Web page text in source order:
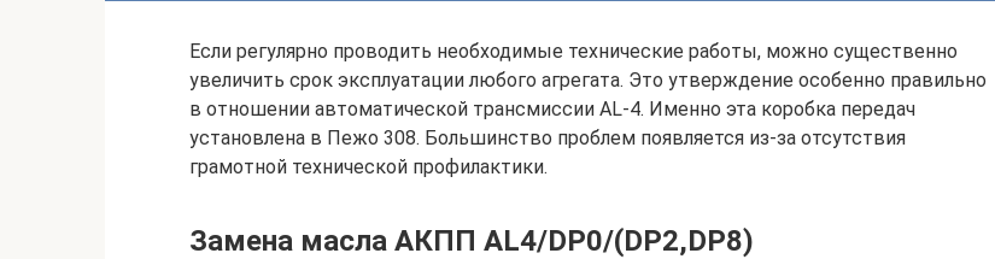
Если регулярно проводить необходимые технические работы, можно существенно
увеличить срок эксплуатации любого агрегата. Это утверждение особенно правильно
в отношении автоматической трансмиссии AL-4. Именно эта коробка передач
установлена в Пежо 308. Большинство проблем появляется из-за отсутствия
грамотной технической профилактики.
Замена масла АКПП AL4/DP0/(DP2,DP8)